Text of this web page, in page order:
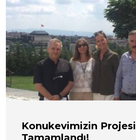
Konukevimizin Projesi
Tamamlandı!